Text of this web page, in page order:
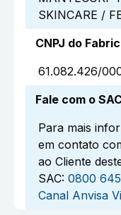
SKINCARE /
CNPJ do
61.082.426/
Fale com o
Para mais
em contato
ao Cliente
SAC: 0800
Canal Anvisa